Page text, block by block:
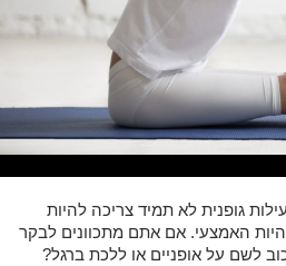
גופנית לא תמיד צריכה להיות
האמצעי. אם אתם מתכוונים לבקר
לשם על אופניים או ללכת ברגל?